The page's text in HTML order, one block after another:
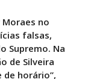
no
falsas,
Supremo. Na
de Silveira
horário”,